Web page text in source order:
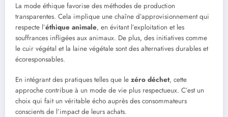
La mode éthique favorise des méthodes de production
transparentes. Cela implique une chaîne d’approvisionnement qui
respecte l’éthique animale, en évitant l’exploitation et les
souffrances infligées aux animaux. De plus, des initiatives comme
le cuir végétal et la laine végétale sont des alternatives durables et
écoresponsables.
En intégrant des pratiques telles que le zéro déchet, cette
approche contribue à un mode de vie plus respectueux. C’est un
choix qui fait un véritable écho auprès des consommateurs
conscients de l’impact de leurs achats.